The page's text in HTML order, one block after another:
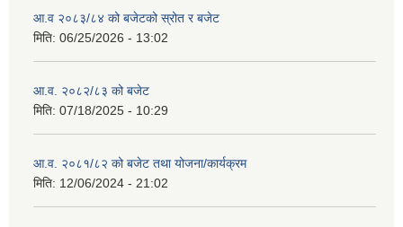
आ.व २०८३/८४ को बजेटको स्रोत र बजेट
मिति: 06/25/2026 - 13:02
आ.व. २०८२/८३ को बजेट
मिति: 07/18/2025 - 10:29
आ.व. २०८१/८२ को बजेट तथा योजना/कार्यक्रम
मिति: 12/06/2024 - 21:02